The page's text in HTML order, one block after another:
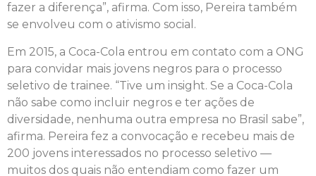
fazer a diferença”, afirma. Com isso, Pereira também
se envolveu com o ativismo social.
Em 2015, a Coca-Cola entrou em contato com a ONG
para convidar mais jovens negros para o processo
seletivo de trainee. “Tive um insight. Se a Coca-Cola
não sabe como incluir negros e ter ações de
diversidade, nenhuma outra empresa no Brasil sabe”,
afirma. Pereira fez a convocação e recebeu mais de
200 jovens interessados no processo seletivo —
muitos dos quais não entendiam como fazer um